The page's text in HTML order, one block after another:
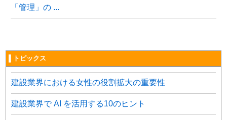
「管理」の ...
▌トピックス
建設業界における女性の役割拡大の重要性
建設業界で AI を活用する10のヒント